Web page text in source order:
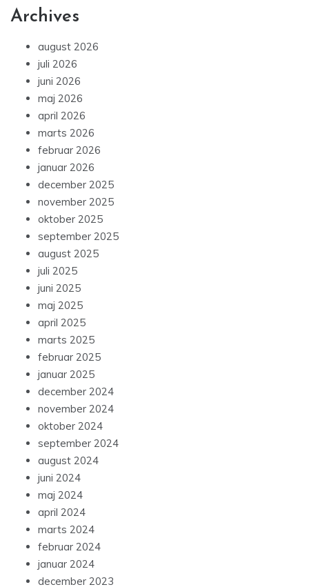
Archives
august 2026
juli 2026
juni 2026
maj 2026
april 2026
marts 2026
februar 2026
januar 2026
december 2025
november 2025
oktober 2025
september 2025
august 2025
juli 2025
juni 2025
maj 2025
april 2025
marts 2025
februar 2025
januar 2025
december 2024
november 2024
oktober 2024
september 2024
august 2024
juni 2024
maj 2024
april 2024
marts 2024
februar 2024
januar 2024
december 2023